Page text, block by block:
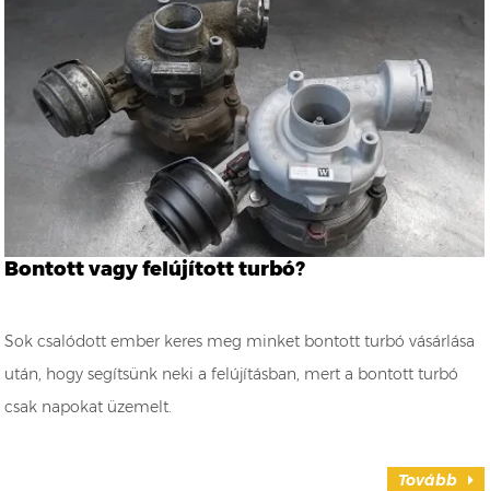
Bontott vagy felújított turbó?
Sok csalódott ember keres meg minket bontott turbó vásárlása
után, hogy segítsünk neki a felújításban, mert a bontott turbó
csak napokat üzemelt.
Tovább